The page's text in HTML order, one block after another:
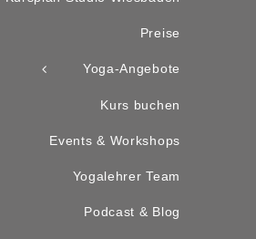
Preise
Yoga-Angebote
Kurs buchen
Events & Workshops
Yogalehrer Team
Podcast & Blog